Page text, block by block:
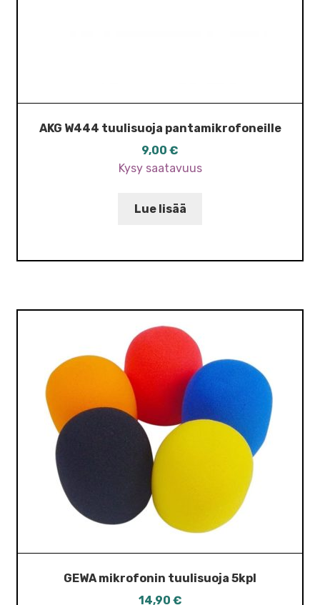
AKG W444 tuulisuoja pantamikrofoneille
9,00 €
Kysy saatavuus
Lue lisää
GEWA mikrofonin tuulisuoja 5kpl
14,90 €